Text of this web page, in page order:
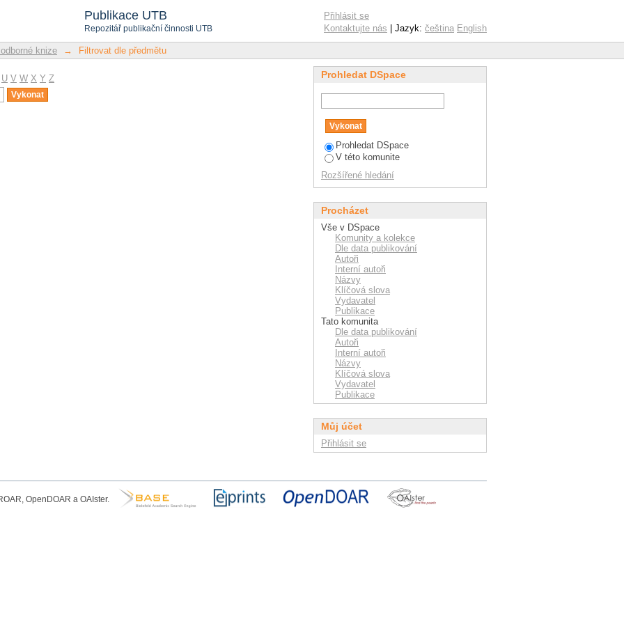
Publikace UTB
Repozitář publikační činnosti UTB
Přihlásit se
Kontaktujte nás | Jazyk: čeština English
knize → Filtrovat dle předmětu
U V W X Y Z
Prohledat DSpace
Prohledat DSpace
V této komunite
Rozšířené hledání
Procházet
Vše v DSpace
Komunity a kolekce
Dle data publikování
Autoři
Interní autoři
Názvy
Klíčová slova
Vydavatel
Publikace
Tato komunita
Dle data publikování
Autoři
Interní autoři
Názvy
Klíčová slova
Vydavatel
Publikace
Můj účet
Přihlásit se
OpenDOAR a OAIster.